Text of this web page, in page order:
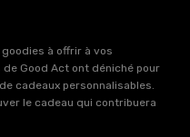
à offrir à vos
Good Act ont déniché pour
cadeaux personnalisables.
le cadeau qui contribuera